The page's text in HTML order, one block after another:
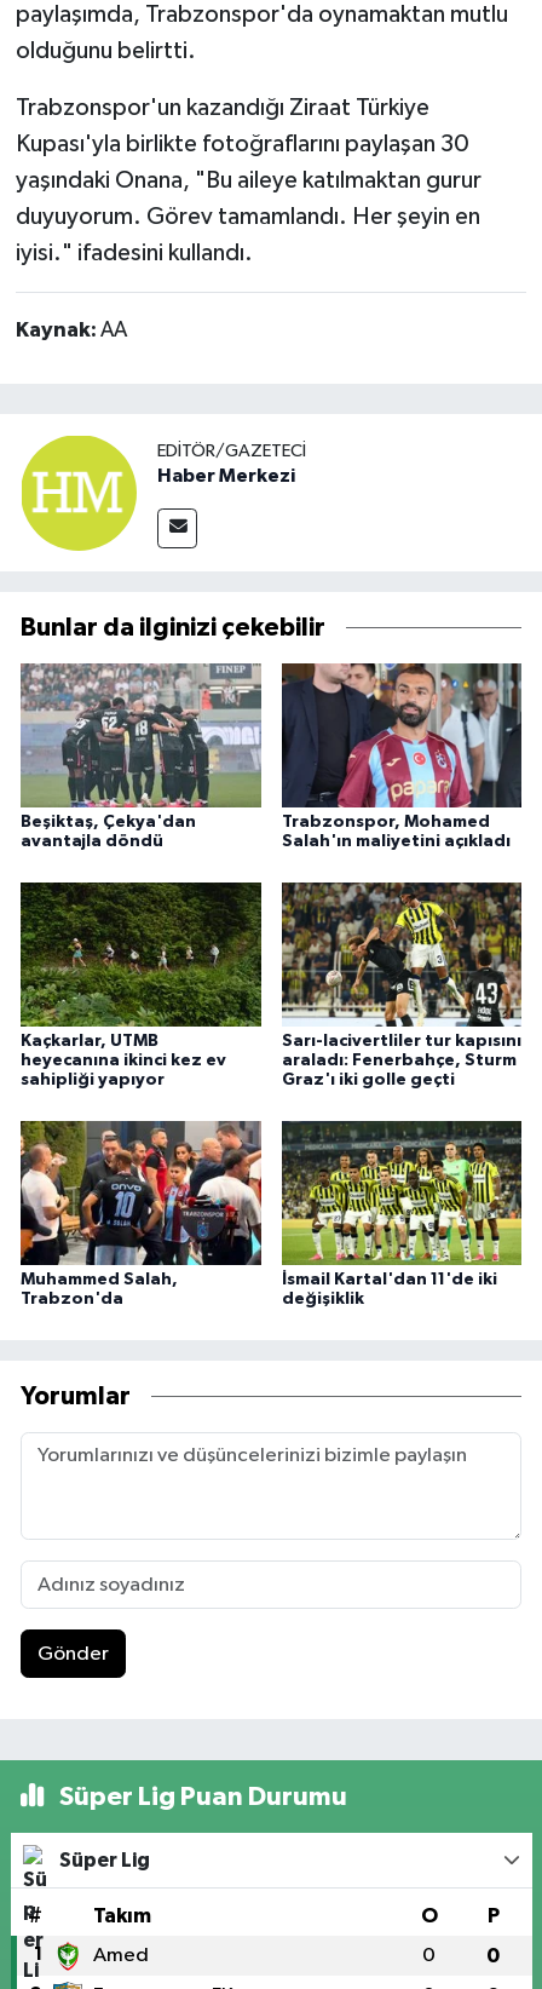
paylaşımda, Trabzonspor'da oynamaktan mutlu
olduğunu belirtti.
Trabzonspor'un kazandığı Ziraat Türkiye
Kupası'yla birlikte fotoğraflarını paylaşan 30
yaşındaki Onana, "Bu aileye katılmaktan gurur
duyuyorum. Görev tamamlandı. Her şeyin en
iyisi." ifadesini kullandı.
Kaynak: AA
EDITÖR/GAZETECI
Haber Merkezi
Bunlar da ilginizi çekebilir
Beşiktaş, Çekya'dan
avantajla döndü
Trabzonspor, Mohamed
Salah'ın maliyetini açıkladı
Kaçkarlar, UTMB
heyecanına ikinci kez ev
sahipliği yapıyor
Sarı-lacivertliler tur kapısını
araladı: Fenerbahçe, Sturm
Graz'ı iki golle geçti
Muhammed Salah,
Trabzon'da
İsmail Kartal'dan 11'de iki
değişiklik
Yorumlar
Gönder
Süper Lig Puan Durumu
Süper Lig
# Takım O P
1 Amed 0 0